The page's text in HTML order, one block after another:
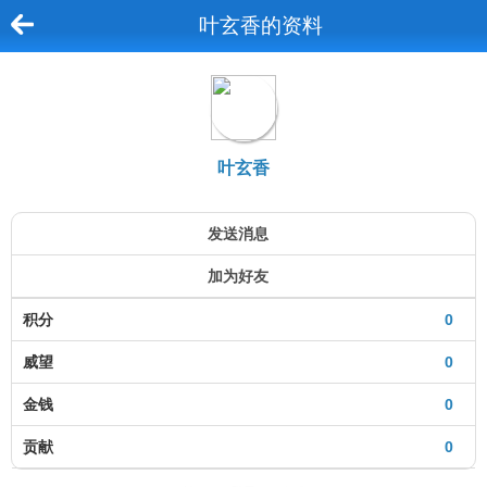
叶玄香的资料
叶玄香
发送消息
加为好友
0
积分
0
威望
0
金钱
0
贡献